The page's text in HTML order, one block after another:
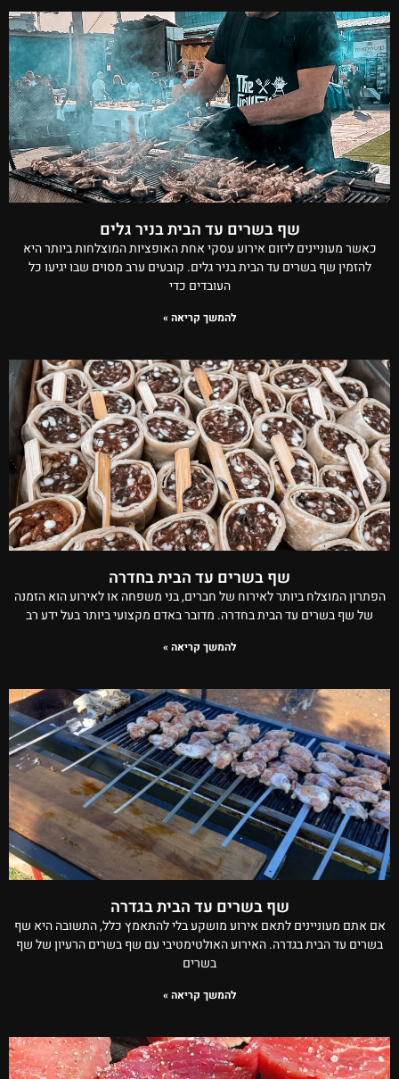
שף בשרים עד הבית בניר גלים
כאשר מעוניינים ליזום אירוע עסקי אחת האופציות המוצלחות ביותר היא
להזמין שף בשרים עד הבית בניר גלים. קובעים ערב מסוים שבו יגיעו כל
העובדים כדי
להמשך קריאה »
שף בשרים עד הבית בחדרה
הפתרון המוצלח ביותר לאירוח של חברים, בני משפחה או לאירוע הוא הזמנה
של שף בשרים עד הבית בחדרה. מדובר באדם מקצועי ביותר בעל ידע רב
להמשך קריאה »
שף בשרים עד הבית בגדרה
אם אתם מעוניינים לתאם אירוע מושקע בלי להתאמץ כלל, התשובה היא שף
בשרים עד הבית בגדרה. האירוע האולטימטיבי עם שף בשרים הרעיון של שף
בשרים
להמשך קריאה »